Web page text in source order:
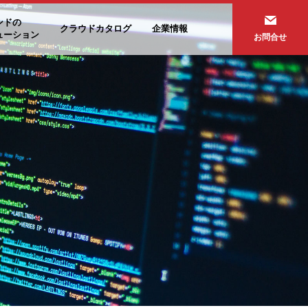
ドの
ーション
クラウドカタログ 企業情報
お問合せ